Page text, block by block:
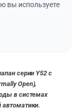
вы используете
серии Y52 с
Open),
в системах